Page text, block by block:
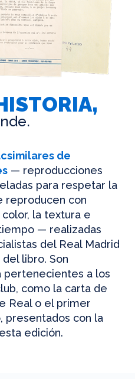
de
— reproducciones
para respetar la
reproducen con
la textura e
— realizadas
del Real Madrid
libro. Son
pertenecientes a los
como la carta de
Real o el primer
presentados con la
edición.